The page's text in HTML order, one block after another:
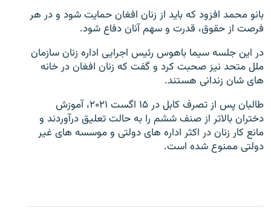
بانو محمد افزود که باید از زنان افغان حمایت شود و در هر
فرصت از حقوق، قدرت و سهم آنان دفاع شود.
در این جلسه سیما باهوس رئیس اجرایی اداره زنان سازمان
ملل متحد نیز صحبت کرد و گفت که زنان افغان در خانه
های شان زندانی هستند.
طالبان پس از تصرف کابل در ۱۵ اگست ۲۰۲۱، آموزش
دختران بالاتر از صنف ششم را به حالت تعلیق درآوردند و
مانع کار زنان در اکثر اداره های دولتی و موسسه های غیر
دولتی ممنوع شده است.